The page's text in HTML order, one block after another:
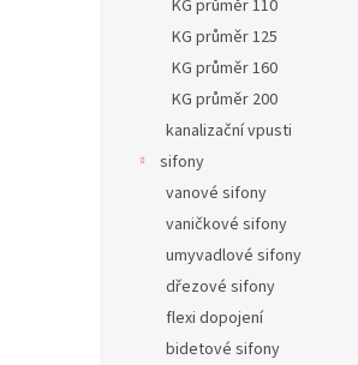
KG průměr 110
KG průměr 125
KG průměr 160
KG průměr 200
kanalizační vpusti
sifony
vanové sifony
vaničkové sifony
umyvadlové sifony
dřezové sifony
flexi dopojení
bidetové sifony